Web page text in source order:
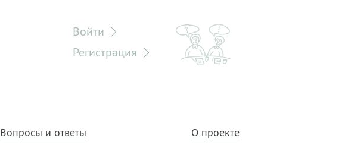
Войти
Регистрация
Вопросы и ответы О проекте